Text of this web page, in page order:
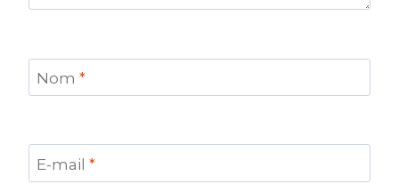
Nom *
E-mail *